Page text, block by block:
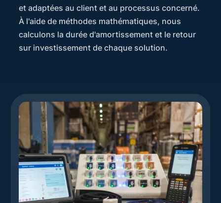
et adaptées au client et au processus concerné.
À l'aide de méthodes mathématiques, nous
calculons la durée d'amortissement et le retour
sur investissement de chaque solution.